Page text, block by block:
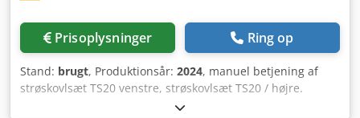
Prisoplysninger Ring op
Stand: brugt, Produktionsår: 2024, manuel betjening af
strøskovlsæt TS20 venstre, strøskovlsæt TS20 / højre.
Drivsystem hydrostatisk venstre med AutoTS og